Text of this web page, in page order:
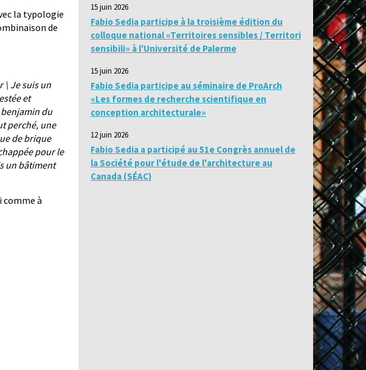
la typologie
de
\ Je suis un
et
du
perché, une
de brique
pour le
un bâtiment
à
15 juin 2026
Fabio Sedia participe à la troisième édition du
colloque national «Territoires sensibles / Territori
sensibili» à l'Université de Palerme
15 juin 2026
Fabio Sedia participe au séminaire de ProArch
«Les formes de recherche scientifique en
conception architecturale»
12 juin 2026
Fabio Sedia a participé au 51e Congrès annuel de
la Société pour l'étude de l'architecture au
Canada (SÉAC)